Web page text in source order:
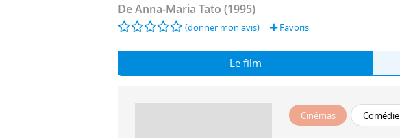
DeAnna-Maria Tato (1995)
(donner mon avis) Favoris
Le film
Cinémas Comédie